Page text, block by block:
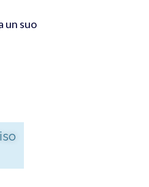
un suo